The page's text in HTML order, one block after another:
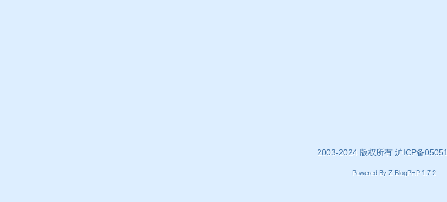
2003-2024 版权所有 沪ICP备
Powered By Z-BlogPHP 1.7.2